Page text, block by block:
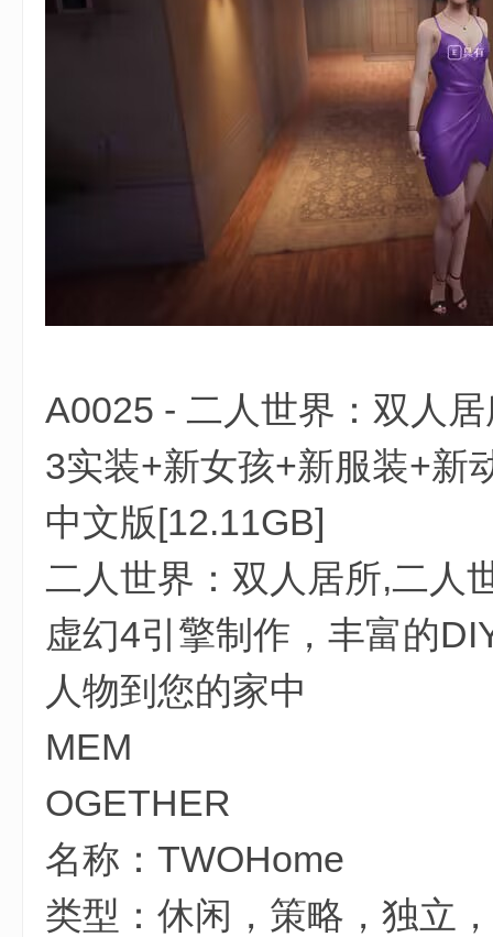
A0025 - 二人世界：双人
3实装+新女孩+新服装+新
中文版[12.11GB]
二人世界：双人居所,二人
虚幻4引擎制作，丰富的
人物到您的家中
MEM
OGETHER
名称：TWOHome
类型：休闲，策略，独立